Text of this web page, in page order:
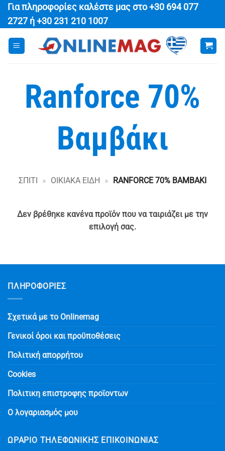
Μετάβαση
στο
περιεχόμενο
Για πληροφορίες καλέστε μας στο +30 694 077
2727 ή +30 231 210 1007
Ranforce 70%
Βαμβάκι
ΣΠΊΤΙ » ΟΙΚΙΑΚΑ ΕΙΔΗ » RANFORCE 70% ΒΑΜΒΆΚΙ
Δεν βρέθηκε κανένα προϊόν που να ταιριάζει με την
επιλογή σας.
ΠΛΗΡΟΦΟΡΙΕΣ
Σχετικά με το Onlinemag
Γενικοί όροι και προϋποθέσεις
Πολιτική απορρήτου
Cookies
Πολιτικη επιστροφης προϊοντων
Ο λογαριασμός μου
ΩΡΆΡΙΟ ΤΗΛΕΦΩΝΙΚΉΣ ΕΠΙΚΟΙΝΩΝΊΑΣ